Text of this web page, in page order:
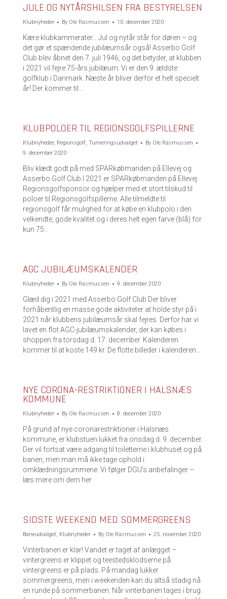
JULE OG NYTÅRSHILSEN FRA BESTYRELSEN
Klubnyheder By Ole Rasmussen 10. december 2020
Kære klubkammerater… Jul og nytår står for døren – og
det gør et spændende jubilæumsår også! Asserbo Golf
Club blev åbnet den 7. juli 1946, og det betyder, at klubben
i 2021 vil fejre 75-års jubilæum. Vi er den 9. ældste
golfklub i Danmark. Næste år bliver derfor et helt specielt
år! Der kommer til…
KLUBPOLOER TIL REGIONSGOLFSPILLERNE
Klubnyheder, Regionsgolf, Turneringsudvalget By Ole Rasmussen
9. december 2020
Bliv klædt godt på med SPARkøbmanden på Ellevej og
Asserbo Golf Club I 2021 er SPARkøbmanden på Ellevej
Regionsgolfsponsor og hjælper med et stort tilskud til
poloer til Regionsgolfspillerne. Alle tilmeldte til
regionsgolf får mulighed for at købe en klubpolo i den
velkendte, gode kvalitet og i deres helt egen farve (blå) for
kun 75…
AGC JUBILÆUMSKALENDER
Klubnyheder By Ole Rasmussen 9. december 2020
Glæd dig i 2021 med Asserbo Golf Club Der bliver
forhåbentlig en masse gode aktiviteter at holde styr på i
2021 når klubbens jubilæumsår skal fejres. Derfor har vi
lavet en flot AGC-jubilæumskalender, der kan købes i
shoppen fra torsdag d. 17. december. Kalenderen
kommer til at koste 149 kr. De flotte billeder i kalenderen…
NYE CORONA-RESTRIKTIONER I HALSNÆS
KOMMUNE
Klubnyheder By Ole Rasmussen 8. december 2020
På grund af nye coronarestriktioner i Halsnæs
kommune, er klubstuen lukket fra onsdag d. 9. december.
Der vil fortsat være adgang til toiletterne i klubhuset og på
banen, men man må ikke tage ophold i
omklædningsrummene. Vi følger DGU’s anbefalinger –
læs mere om dem her
SIDSTE WEEKEND MED SOMMERGREENS
Baneudvalget, Klubnyheder By Ole Rasmussen 25. november 2020
Vinterbanen er klar! Vandet er taget af anlægget –
vintergreens er klippet og teestedsklodserne på
vintergreens er på plads. På mandag lukker
sommergreens, men i weekenden kan du altså stadig nå
en runde på sommerbanen. Når vinterbanen tages i brug